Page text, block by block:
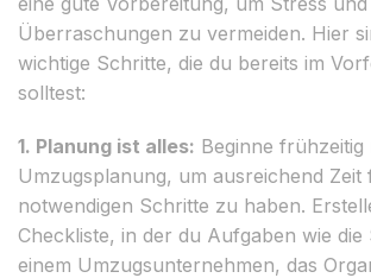
Überraschungen zu vermeiden. Hier
wichtige Schritte, die du bereits im
solltest:
1. Planung ist alles: Beginne frühzeitig
Umzugsplanung, um ausreichend Zeit
notwendigen Schritte zu haben.
Checkliste, in der du Aufgaben wie die
einem Umzugsunternehmen, das